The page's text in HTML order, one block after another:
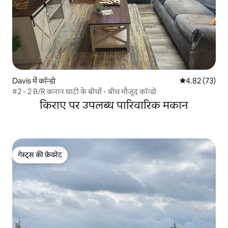
Davis में कॉन्डो औसत रेटिंग 5 में
4.82 (73)
#2 - 2 B/R कनान घाटी के बीचों - बीच मौजूद कॉन्डो
किराए पर उपलब्ध पारिवारिक मकान
गेस्ट्स की फ़ेवरेट
गेस्ट्स की फ़ेवरेट